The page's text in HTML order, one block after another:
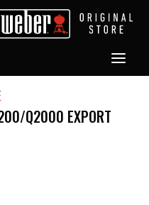
Q2000 EXPORT